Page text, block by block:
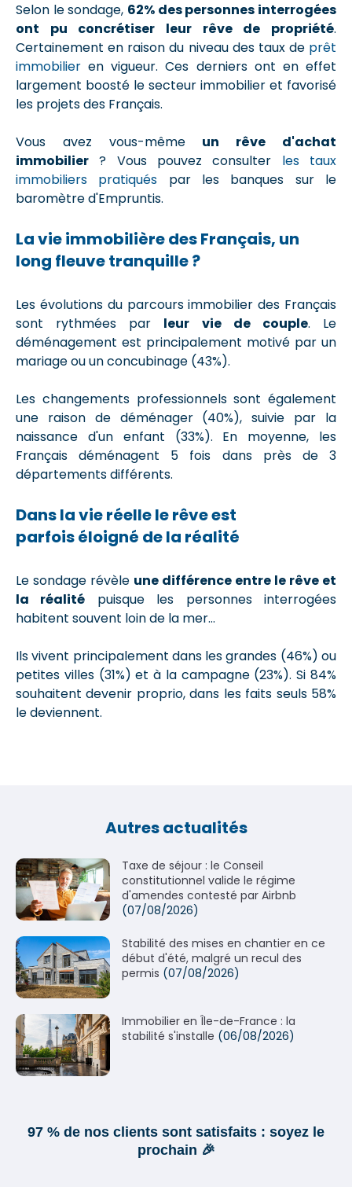
Selon le sondage, 62% des personnes interrogées
ont pu concrétiser leur rêve de propriété.
Certainement en raison du niveau des taux de prêt
immobilier en vigueur. Ces derniers ont en effet
largement boosté le secteur immobilier et favorisé
les projets des Français.
Vous avez vous-même un rêve d'achat
immobilier ? Vous pouvez consulter les taux
immobiliers pratiqués par les banques sur le
baromètre d'Empruntis.
La vie immobilière des Français, un
long fleuve tranquille ?
Les évolutions du parcours immobilier des Français
sont rythmées par leur vie de couple. Le
déménagement est principalement motivé par un
mariage ou un concubinage (43%).
Les changements professionnels sont également
une raison de déménager (40%), suivie par la
naissance d'un enfant (33%). En moyenne, les
Français déménagent 5 fois dans près de 3
départements différents.
Dans la vie réelle le rêve est
parfois éloigné de la réalité
Le sondage révèle une différence entre le rêve et
la réalité puisque les personnes interrogées
habitent souvent loin de la mer...
Ils vivent principalement dans les grandes (46%) ou
petites villes (31%) et à la campagne (23%). Si 84%
souhaitent devenir proprio, dans les faits seuls 58%
le deviennent.
Autres actualités
Taxe de séjour : le Conseil
constitutionnel valide le régime
d'amendes contesté par Airbnb
(07/08/2026)
Stabilité des mises en chantier en ce
début d'été, malgré un recul des
permis (07/08/2026)
Immobilier en Île-de-France : la
stabilité s'installe (06/08/2026)